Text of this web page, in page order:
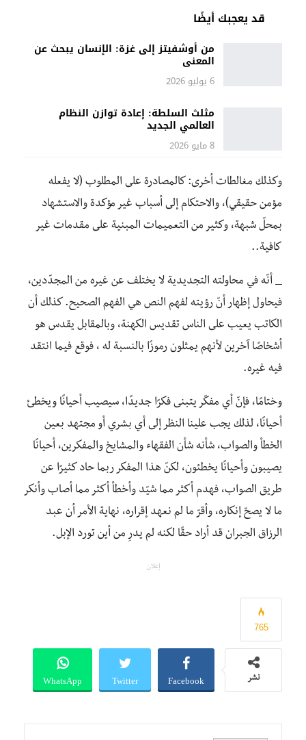
قد يعجبك أيضًا
من أوشفيتز إلى غزة: الإنسان يبحث عن
المعنى
6 يوليو 2026
مثلث السلطة: إعادة توازن النظام
العالمي الجديد
8 مايو 2026
وكذلك مغالطات أخرى: كالمصادرة على المطلوب (لا يفعله
مؤمن حقيقي)، والاحتكام إلى أسباب غير مؤكدة والاستشهاد
بمحلّ شبهة، وكثير من التعميمات المبنية على مقدمات غير
كافية..
_ أنّه في محاولته التجديدية لا يختلف عن غيره من المجدّدين،
فيحاول إظهار أنّ رؤيته لفهم النص هي الفهم الصحيح. كذلك أن
الكاتب يعيب على الناس تقديس الكهنة، وبالمقابل يقدس هو
أشخاصًا آخرين لأنهم يمثلون رموزًا بالنسبة له ، فوقع فيما انتقد
فيه غيره.
وختامًا، فإنّ أي مفكّر يتبنى فكرًا جديدًا، سيصيب أحيانًا ويخطئ
أحيانًا، لذلك يجب علينا النظر إلى أي بشري أو مجتهد بعين
الخطأ والصواب، شأنه شأن الفقهاء والمشايخ والمفكرين، أحيانًا
يصيبون وأحيانًا يخطئون، لكنّ هذا المفكر ربما حاد كثيرًا عن
طريق الصواب، فهدم أكثر مما شيّد وأخطأ أكثر مما أصاب وأنكر
ما لا يصحّ إنكاره، وأقرّ ما لم نعهد إقراره، نهاية الأمر أن عبد
الرزاق الجبران قد أراد حقًا لكنه لم يدرِ من أين تورد الإبل.
إعلان
765
نشر Facebook
Twitter
WhatsApp